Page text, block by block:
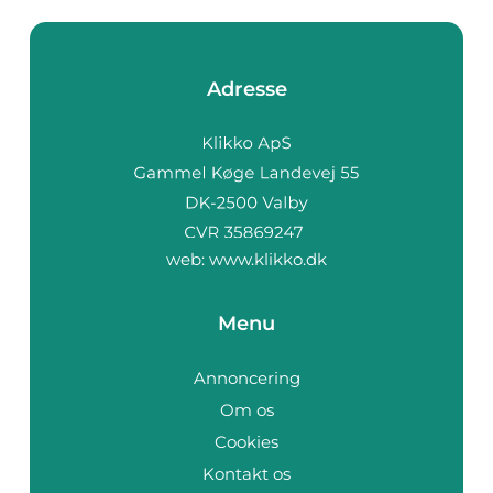
Adresse
web: www.klikko.dk
Menu
Annoncering
Om os
Cookies
Kontakt os